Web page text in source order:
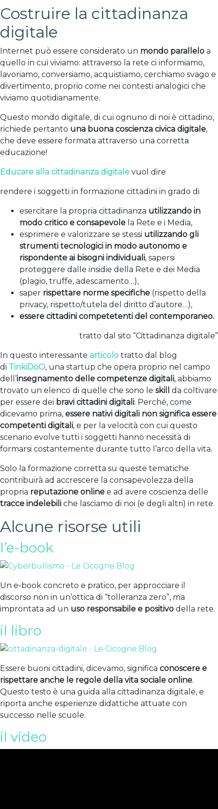
Costruire la cittadinanza
digitale
Internet può essere considerato un mondo parallelo a
quello in cui viviamo: attraverso la rete ci informiamo,
lavoriamo, conversiamo, acquistiamo, cerchiamo svago e
divertimento, proprio come nei contesti analogici che
viviamo quotidianamente.
Questo mondo digitale, di cui ognuno di noi è cittadino,
richiede pertanto una buona coscienza civica digitale,
che deve essere formata attraverso una corretta
educazione!
Educare alla cittadinanza digitale vuol dire
rendere i soggetti in formazione cittadini in grado di
esercitare la propria cittadinanza utilizzando in
modo critico e consapevole la Rete e i Media,
esprimere e valorizzare se stessi utilizzando gli
strumenti tecnologici in modo autonomo e
rispondente ai bisogni individuali, sapersi
proteggere dalle insidie della Rete e dei Media
(plagio, truffe, adescamento…),
saper rispettare norme specifiche (rispetto della
privacy, rispetto/tutela del diritto d’autore…),
essere cittadini competetenti del contemporaneo.
tratto dal sito “Cittadinanza digitale”
In questo interessante articolo tratto dal blog
di TinkiDoO, una startup che opera proprio nel campo
dell’insegnamento delle competenze digitali, abbiamo
trovato un elenco di quelle che sono le skill da coltivare
per essere dei bravi cittadini digitali. Perché, come
dicevamo prima, essere nativi digitali non significa essere
competenti digitali, e per la velocità con cui questo
scenario evolve tutti i soggetti hanno necessità di
formarsi costantemente durante tutto l’arco della vita.
Solo la formazione corretta su queste tematiche
contribuirà ad accrescere la consapevolezza della
propria reputazione online e ad avere coscienza delle
tracce indelebili che lasciamo di noi (e degli altri) in rete.
Alcune risorse utili
l’e-book
Un e-book concreto e pratico, per approcciare il
discorso non in un’ottica di “tolleranza zero”, ma
improntata ad un uso responsabile e positivo della rete.
il libro
Essere buoni cittadini, dicevamo, significa conoscere e
rispettare anche le regole della vita sociale online.
Questo testo è una guida alla cittadinanza digitale, e
riporta anche esperienze didattiche attuate con
successo nelle scuole.
il video